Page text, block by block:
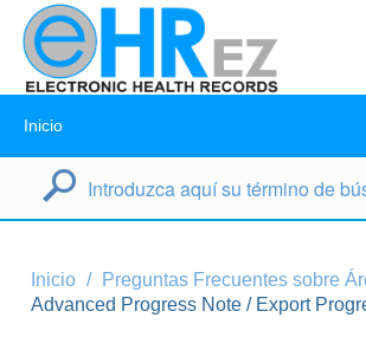
Inicio
Inicio
Preguntas Frecuentes sobre
Advanced Progress Note / Export